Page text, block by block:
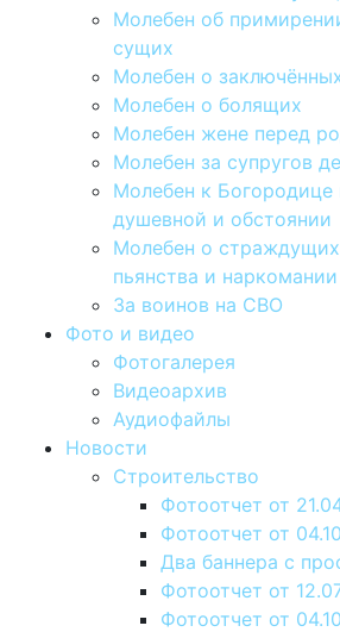
Молебен об
сущих
Молебен о
Молебен о болящих
Молебен жене перед
Молебен за супругов
Молебен к Богородице
душевной и обстоянии
Молебен о
пьянства и наркомании
За воинов на СВО
Фото и видео
Фотогалерея
Видеоархив
Аудиофайлы
Новости
Строительство
Фотоотчет от
Фотоотчет от
Два баннера с
Фотоотчет от
Фотоотчет от